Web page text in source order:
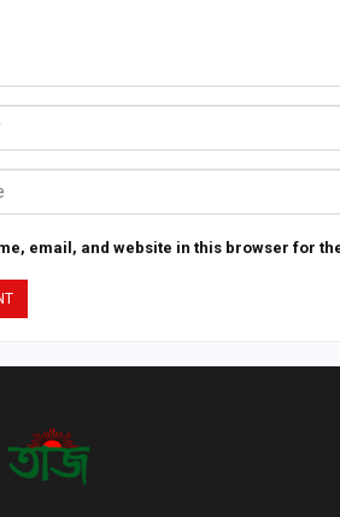
email, and website in this browser for